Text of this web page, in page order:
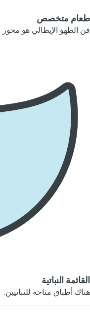
طعام متخصص
فن الطهو الإيطالي هو محور
القائمة النباتية
هناك أطباق متاحة للنباتيين.